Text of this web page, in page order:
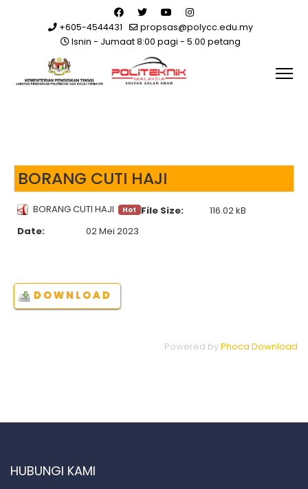
+605-4544431
propsas@polycc.edu.my
Isnin - Jumaat 8:00 pagi - 5.00 petang
BORANG CUTI HAJI
BORANG CUTI HAJI Hot File Size:
116.02 kB
Date:
02 Mei 2023
Powered byPhoca Download
HUBUNGI KAMI